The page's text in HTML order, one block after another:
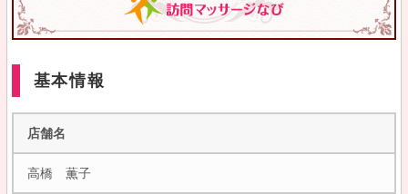
基本情報
店舗名
高橋 薫子